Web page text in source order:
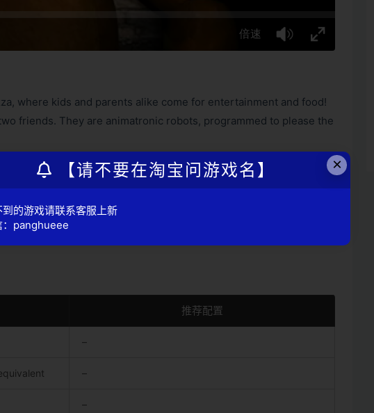
where kids and parents alike come for entertainment and food!
friends. They are animatronic robots, programmed to please the
推荐配置
–
–
–
×
【请不要在淘宝问游戏名】
到的游戏请联系客服上新
：panghueee